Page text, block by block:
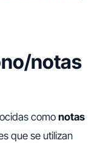
notas
como notas
que se utilizan